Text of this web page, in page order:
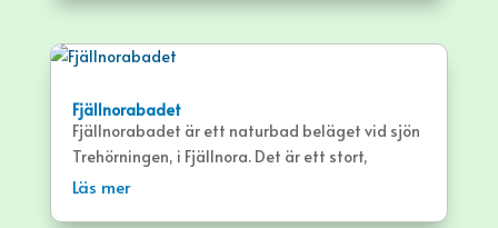
Fjällnorabadet
Fjällnorabadet är ett naturbad beläget vid sjön
Trehörningen, i Fjällnora. Det är ett stort,
lättillgängligt bad med sandstrand och stora
Läs mer